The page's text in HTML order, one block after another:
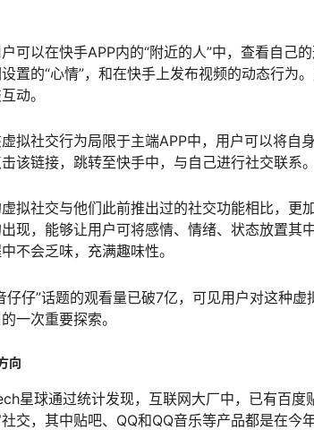
可以在快手APP内的“附近的人”中，查看自己
置的“心情”，和在快手上发布视频的动态行为
动。
拟社交行为局限于主端APP中，用户可以将自
该链接，跳转至快手中，与自己进行社交联系。
拟社交与他们此前推出过的社交功能相比，更
现，能够让用户可将感情、情绪、状态放置其
不会乏味，充满趣味性。
仔仔”话题的观看量已破7亿，可见用户对这种
一次重要探索。
向
星球通过统计发现，互联网大厂中，已有百
交，其中贴吧、QQ和QQ音乐等产品都是在今